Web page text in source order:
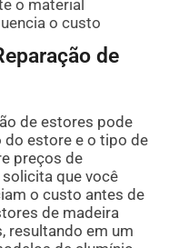
o material
o custo
de
de estores pode
estore e o tipo de
preços de
que você
o custo antes de
de madeira
resultando em um